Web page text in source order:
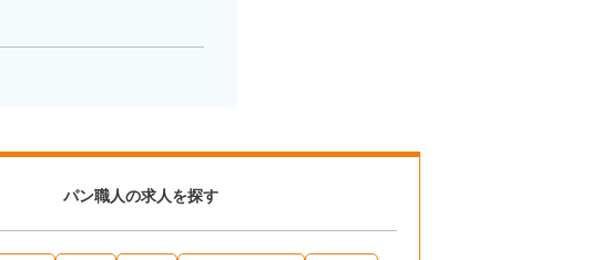
パン職人の求人を探す